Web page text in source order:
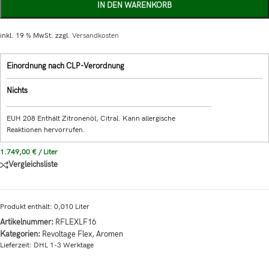
IN DEN WARENKORB
inkl. 19 % MwSt. zzgl. Versandkosten
Einordnung nach CLP-Verordnung
Nichts
EUH 208 Enthält Zitronenöl, Citral. Kann allergische
Reaktionen hervorrufen.
1.749,00 € / Liter
Vergleichsliste
Produkt enthält: 0,010 Liter
Artikelnummer: RFLEXLF16
Kategorien: Revoltage Flex,Aromen
Lieferzeit: DHL 1-3 Werktage